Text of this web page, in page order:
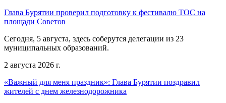
Глава Бурятии проверил подготовку к фестивалю ТОС на
площади Советов
Сегодня, 5 августа, здесь соберутся делегации из 23
муниципальных образований.
2 августа 2026 г.
«Важный для меня праздник»: Глава Бурятии поздравил
жителей с днем железнодорожника